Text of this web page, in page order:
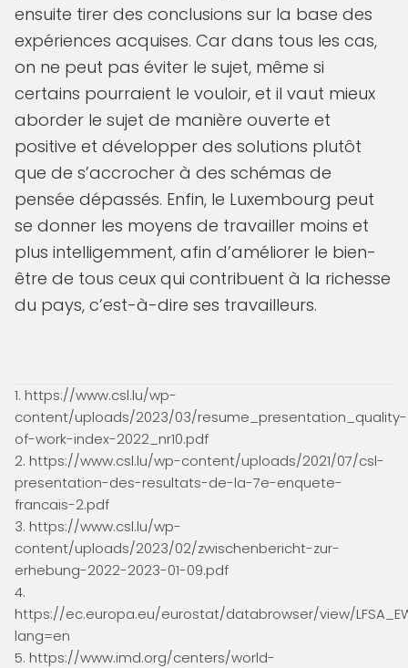
ensuite tirer des conclusions sur la base des
expériences acquises. Car dans tous les cas,
on ne peut pas éviter le sujet, même si
certains pourraient le vouloir, et il vaut mieux
aborder le sujet de manière ouverte et
positive et développer des solutions plutôt
que de s’accrocher à des schémas de
pensée dépassés. Enfin, le Luxembourg peut
se donner les moyens de travailler moins et
plus intelligemment, afin d’améliorer le bien-
être de tous ceux qui contribuent à la richesse
du pays, c’est-à-dire ses travailleurs.
1. https://www.csl.lu/wp-
content/uploads/2023/03/resume_presentation_quality-
of-work-index-2022_nr10.pdf
2. https://www.csl.lu/wp-content/uploads/2021/07/csl-
presentation-des-resultats-de-la-7e-enquete-
francais-2.pdf
3. https://www.csl.lu/wp-
content/uploads/2023/02/zwischenbericht-zur-
erhebung-2022-2023-01-09.pdf
4.
https://ec.europa.eu/eurostat/databrowser/view/
lang=en
5. https://www.imd.org/centers/world-